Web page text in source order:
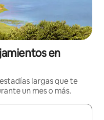
en
largas que te
un mes o más.